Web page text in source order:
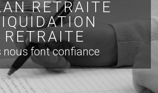
RETRAITE
RETRAITE
nous font confiance